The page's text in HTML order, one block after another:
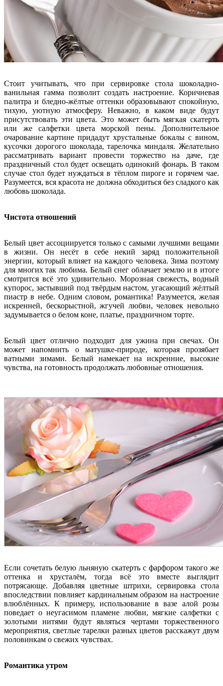
Стоит учитывать, что при сервировке стола шоколадно-
ванильная гамма позволит создать настроение. Коричневая
палитра и бледно-жёлтые оттенки образовывают спокойную,
тихую, уютную атмосферу. Неважно, в каком виде будут
присутствовать эти цвета. Это может быть мягкая скатерть
или же салфетки цвета морской пены. Дополнительное
очарование картине придадут хрустальные бокалы с вином,
кусочки дорогого шоколада, тарелочка миндаля. Желательно
рассматривать вариант провести торжество на даче, где
праздничный стол будет освещать одинокий фонарь. В таком
случае стол будет нуждаться в тёплом пироге и горячем чае.
Разумеется, вся красота не должна обходиться без сладкого как
любовь шоколада.
Чистота отношений
Белый цвет ассоциируется только с самыми лучшими вещами
в жизни. Он несёт в себе некий заряд положительной
энергии, который влияет на каждого человека. Зима поэтому
для многих так любима. Белый снег облачает землю и в итоге
смотрится всё это удивительно. Морозная свежесть, водный
купорос, застывший под твёрдым настом, угасающий жёлтый
пиастр в небе. Одним словом, романтика! Разумеется, желая
искренней, бескорыстной, жгучей любви, человек невольно
задумывается о белом коне, платье, праздничном торте.
Белый цвет отлично подходит для ужина при свечах. Он
может напомнить о матушке-природе, которая прозябает
ватными зимами. Белый намекает на искренние, высокие
чувства, на готовность продолжать любовные отношения.
Если сочетать белую льняную скатерть с фарфором такого же
оттенка и хрусталём, тогда всё это вместе выглядит
потрясающе. Добавляя цветные штрихи, сервировка стола
впоследствии повлияет кардинальным образом на настроение
влюблённых. К примеру, использование в вазе алой розы
поведает о неугасимом пламене любви, мягкие салфетки с
золотыми нитями будут являться чертами торжественного
мероприятия, светлые тарелки разных цветов расскажут двум
половинкам о свежих чувствах.
Романтика утром